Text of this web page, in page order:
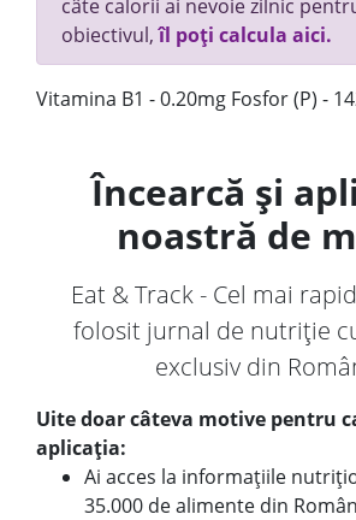
câte calorii ai nevoie zilnic
obiectivul,îl poți calcula aici.
Vitamina B1 - 0.20mg Fosfor (P) -
Încearcă și
noastră de
Eat & Track - Cel mai
folosit jurnal de nutriție
exclusiv din
Uite doar câteva motive pentru
aplicația:
Ai acces la informațiile
35.000 de alimente din